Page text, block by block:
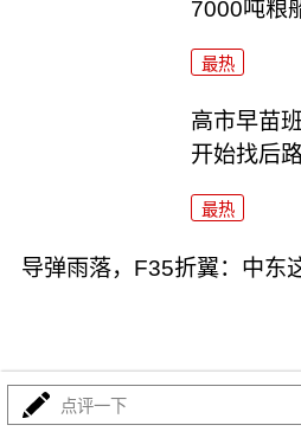
7000吨粮
最热
高市早苗
开始找后
最热
导弹雨落，F35折翼：中东
最热
点评一下